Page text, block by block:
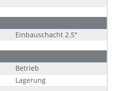
Einbauschacht 2.5"
Betrieb
Lagerung